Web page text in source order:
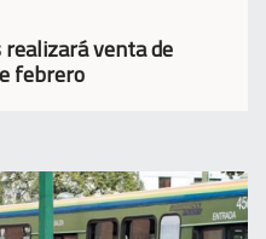
realizará venta de
febrero